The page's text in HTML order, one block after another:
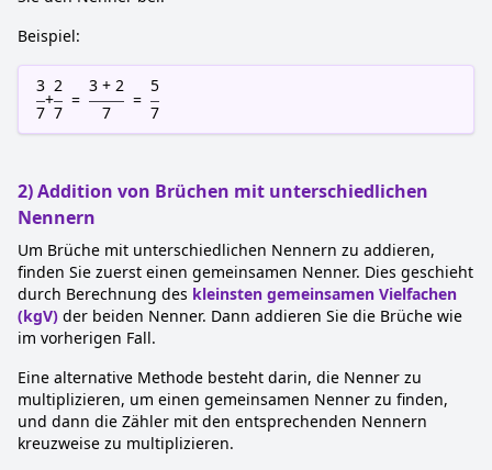
Beispiel:
3
7
+
2
7
=
3 + 2
7
=
5
7
2) Addition von Brüchen mit unterschiedlichen
Nennern
Um Brüche mit unterschiedlichen Nennern zu addieren,
finden Sie zuerst einen gemeinsamen Nenner. Dies geschieht
durch Berechnung des kleinsten gemeinsamen Vielfachen
(kgV) der beiden Nenner. Dann addieren Sie die Brüche wie
im vorherigen Fall.
Eine alternative Methode besteht darin, die Nenner zu
multiplizieren, um einen gemeinsamen Nenner zu finden,
und dann die Zähler mit den entsprechenden Nennern
kreuzweise zu multiplizieren.